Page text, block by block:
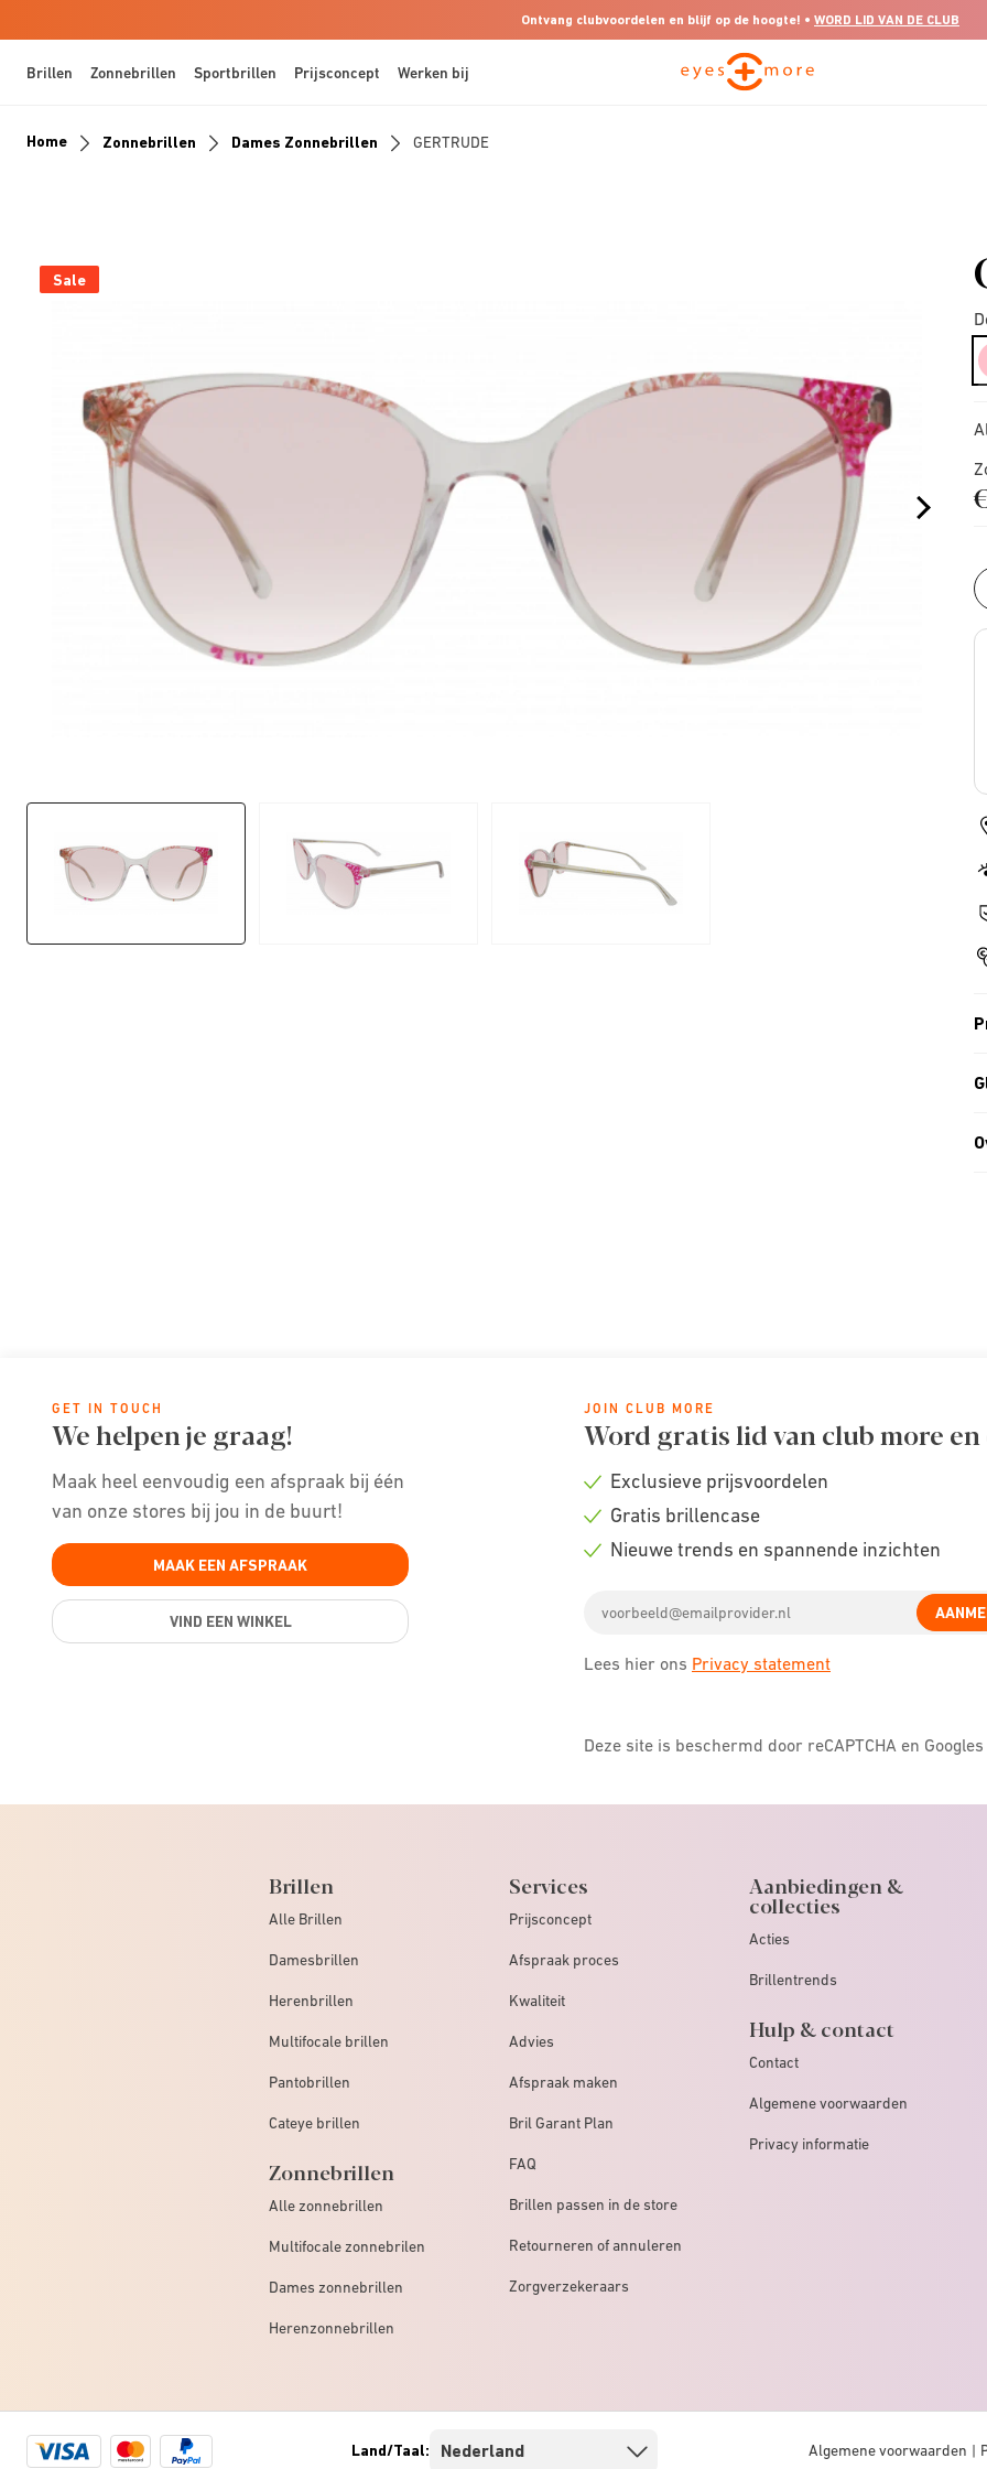
Ontvang clubvoordelen en blijf op de hoogte! • WORD LID VAN DE CLUB
Brillen Zonnebrillen Sportbrillen Prijsconcept Werken bij
Home Zonnebrillen Dames Zonnebrillen GERTRUDE
Sale
GET IN TOUCH
We helpen je graag!
Maak heel eenvoudig een afspraak bij één
van onze stores bij jou in de buurt!
MAAK EEN AFSPRAAK
VIND EEN WINKEL
JOIN CLUB MORE
Word gratis lid van club more
Check
Exclusieve prijsvoordelen
Check
Gratis brillencase
Nieuwe trends en spannende inzichten
address
Lees hier ons Privacy statement
Deze site is beschermd door reCAPTCHA en Googles
Brillen
Alle Brillen
Damesbrillen
Herenbrillen
Multifocale brillen
Pantobrillen
Cateye brillen
Zonnebrillen
Alle zonnebrillen
Multifocale zonnebrilen
Dames zonnebrillen
Herenzonnebrillen
Services
Prijsconcept
Afspraak proces
Kwaliteit
Advies
Afspraak maken
Bril Garant Plan
FAQ
Brillen passen in de store
Retourneren of annuleren
Zorgverzekeraars
Aanbiedingen &
collecties
Acties
Brillentrends
Hulp & contact
Contact
Algemene voorwaarden
Privacy informatie
Visa
Mastercard
Paypal Land/Taal: Algemene voorwaarden